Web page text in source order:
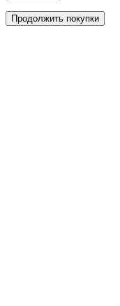
Продолжить покупки